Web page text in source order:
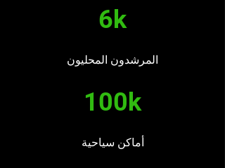
6k
المرشدون المحليون
100k
أماكن سياحية